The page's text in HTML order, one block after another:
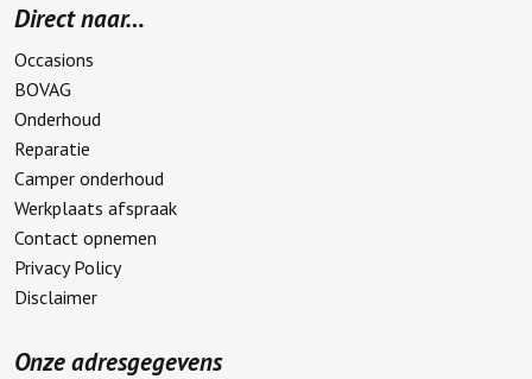
Direct naar…
Occasions
BOVAG
Onderhoud
Reparatie
Camper onderhoud
Werkplaats afspraak
Contact opnemen
Privacy Policy
Disclaimer
Onze adresgegevens